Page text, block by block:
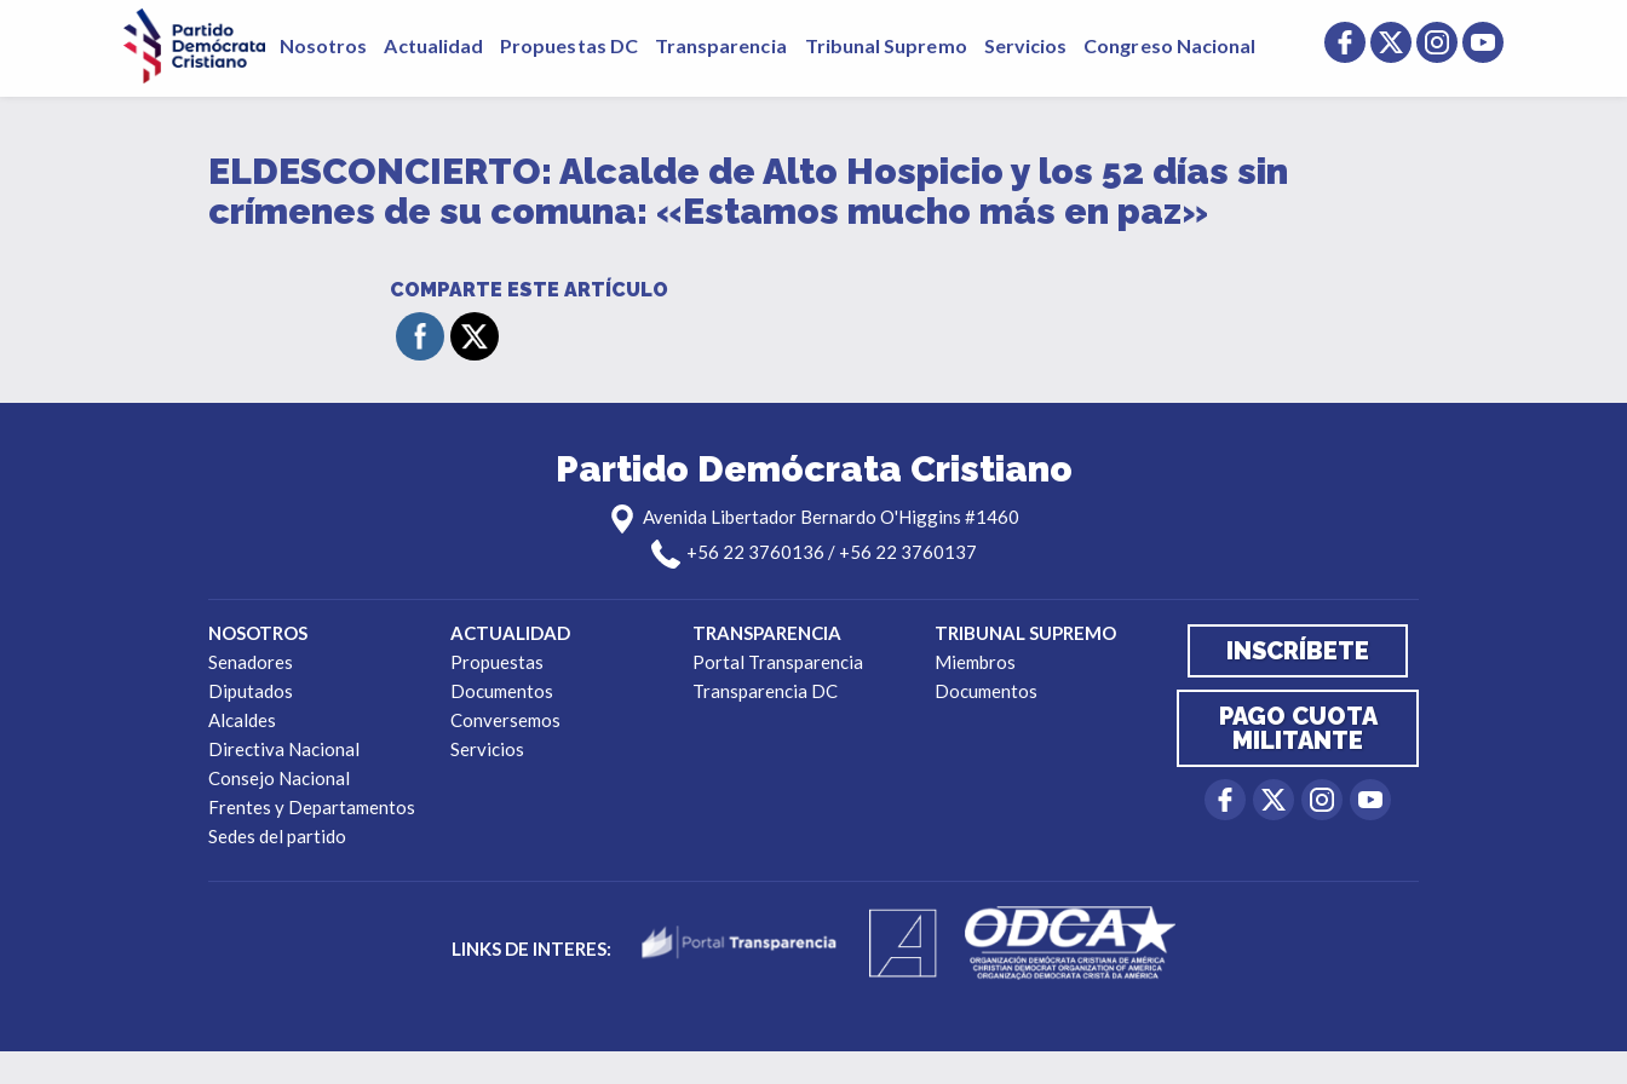
Nosotros Actualidad Propuestas DC Transparencia Tribunal Supremo Servicios Congreso Nacional
ELDESCONCIERTO: Alcalde de Alto Hospicio y los 52 días sin
crímenes de su comuna: «Estamos mucho más en paz»
COMPARTE ESTE ARTÍCULO
Partido Demócrata Cristiano
Avenida Libertador Bernardo O'Higgins #1460
+56 22 3760136 / +56 22 3760137
NOSOTROS
Senadores
Diputados
Alcaldes
Directiva Nacional
Consejo Nacional
Frentes y Departamentos
Sedes del partido
ACTUALIDAD
Propuestas
Documentos
Conversemos
Servicios
TRANSPARENCIA
Portal Transparencia
Transparencia DC
TRIBUNAL SUPREMO
Miembros
Documentos
INSCRÍBETE
PAGO CUOTA
MILITANTE
LINKS DE INTERES: